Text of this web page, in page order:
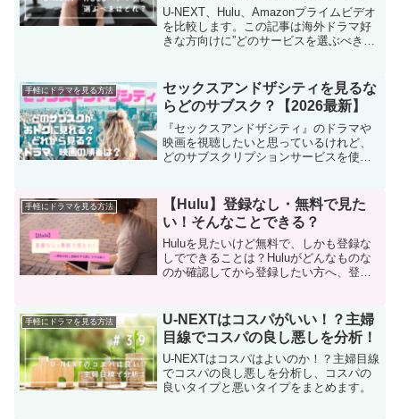
き！？
U-NEXT、Hulu、Amazonプライムビデオ
を比較します。この記事は海外ドラマ好
きな方向けに”どのサービスを選ぶべき
単にわかりやすく紹介します。
手軽にドラマを見る方法
セックスアンドザシティを見るな
らどのサブスク？【2026最新】
『セックスアンドザシティ』のドラマや
映画を視聴したいと思っているけれど、
どのサブスクリプションサービスを使う
に、どのサブスクを選べばおトクに見れ
るか、どれから見れば楽しめるのか、に
ついてご紹介します！
手軽にドラマを見る方法
【Hulu】登録なし・無料で見た
い！そんなことできる？
Huluを見たいけど無料で、しかも登録な
しでできることは？Huluがどんなものな
のか確認してから登録したい方へ、登録
手軽にドラマを見る方法
U-NEXTはコスパがいい！？主婦
目線でコスパの良し悪しを分析！
U-NEXTはコスパはよいのか！？主婦目線
でコスパの良し悪しを分析し、コスパの
良いタイプと悪いタイプをまとめます。